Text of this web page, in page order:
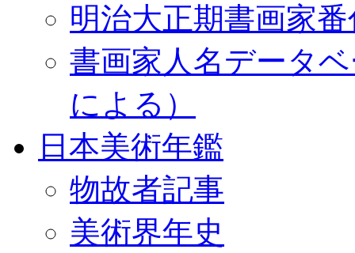
明治大正期書画家
書画家人名データ
による）
日本美術年鑑
物故者記事
美術界年史